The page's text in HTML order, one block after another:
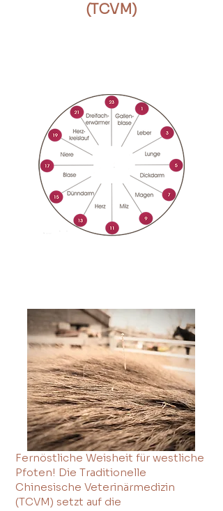
(TCVM)
Fernöstliche Weisheit für westliche
Pfoten! Die Traditionelle
Chinesische Veterinärmedizin
(TCVM) setzt auf die